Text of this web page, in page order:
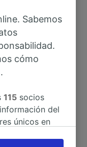
viajeros
Sabemos
cómo
115 socios
del
únicos en